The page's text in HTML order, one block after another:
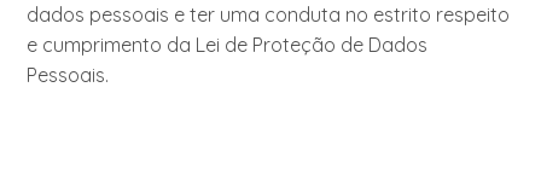
dados pessoais e ter uma conduta no estrito respeito
e cumprimento da Lei de Proteção de Dados
Pessoais.